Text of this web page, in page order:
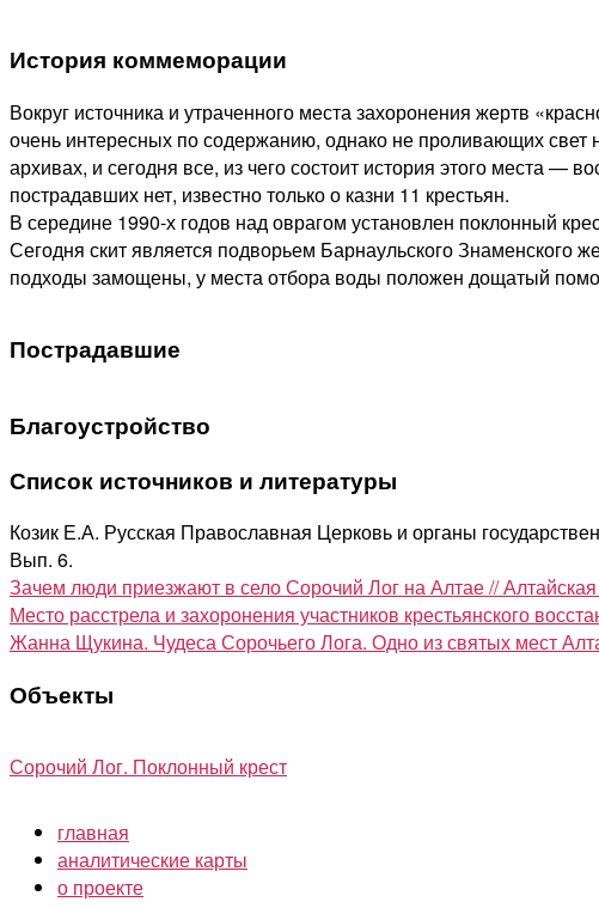
История коммеморации
Вокруг источника и утраченного места захоронения жертв
очень интересных по содержанию, однако не проливающих свет
архивах, и сегодня все, из чего состоит история этого места —
пострадавших нет, известно только о казни 11 крестьян.
В середине 1990-х годов над оврагом установлен поклонный
Сегодня скит является подворьем Барнаульского Знаменского
подходы замощены, у места отбора воды положен дощатый
Пострадавшие
Благоустройство
Список источников и литературы
Козик Е.А. Русская Православная Церковь и органы
Вып. 6.
Зачем люди приезжают в село Сорочий Лог на Алтае //
Место расстрела и захоронения участников крестьянского
Жанна Щукина. Чудеса Сорочьего Лога. Одно из святых мест
Объекты
Сорочий Лог. Поклонный крест
главная
аналитические карты
о проекте